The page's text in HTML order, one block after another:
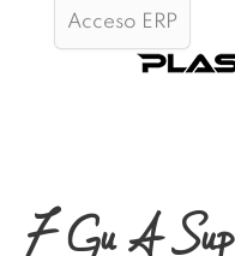
Acceso ERP
F Gu A Sup